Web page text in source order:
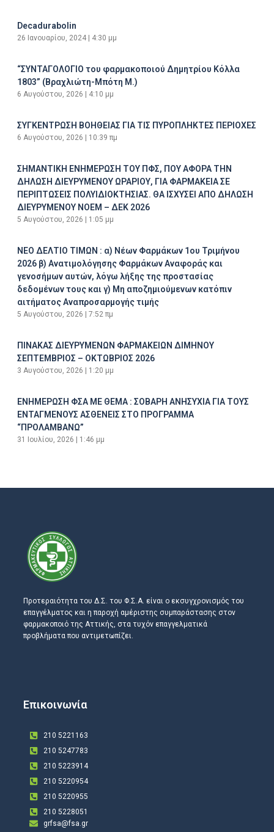
Decadurabolin
26 Ιανουαρίου, 2024 4:30 μμ
“ΣΥΝΤΑΓΟΛΟΓΙΟ του φαρμακοποιού Δημητρίου Κόλλα
1803” (Βραχλιώτη-Μπότη Μ.)
6 Αυγούστου, 2026 4:10 μμ
ΣΥΓΚΕΝΤΡΩΣΗ ΒΟΗΘΕΙΑΣ ΓΙΑ ΤΙΣ ΠΥΡΟΠΛΗΚΤΕΣ ΠΕΡΙΟΧΕΣ
6 Αυγούστου, 2026 10:39 πμ
ΣΗΜΑΝΤΙΚΗ ΕΝΗΜΕΡΩΣΗ ΤΟΥ ΠΦΣ, ΠΟΥ ΑΦΟΡΑ ΤΗΝ
ΔΗΛΩΣΗ ΔΙΕΥΡΥΜΕΝΟΥ ΩΡΑΡΙΟΥ, ΓΙΑ ΦΑΡΜΑΚΕΙΑ ΣΕ
ΠΕΡΙΠΤΩΣΕΙΣ ΠΟΛΥΙΔΙΟΚΤΗΣΙΑΣ. ΘΑ ΙΣΧΥΣΕΙ ΑΠΟ ΔΗΛΩΣΗ
ΔΙΕΥΡΥΜΕΝΟΥ ΝΟΕΜ – ΔΕΚ 2026
5 Αυγούστου, 2026 1:05 μμ
ΝΕΟ ΔΕΛΤΙΟ ΤΙΜΩΝ : α) Νέων Φαρμάκων 1ου Τριμήνου
2026 β) Ανατιμολόγησης Φαρμάκων Αναφοράς και
γενοσήμων αυτών, λόγω λήξης της προστασίας
δεδομένων τους και γ) Μη αποζημιούμενων κατόπιν
αιτήματος Αναπροσαρμογής τιμής
5 Αυγούστου, 2026 7:52 πμ
ΠΙΝΑΚΑΣ ΔΙΕΥΡΥΜΕΝΩΝ ΦΑΡΜΑΚΕΙΩΝ ΔΙΜΗΝΟΥ
ΣΕΠΤΕΜΒΡΙΟΣ – ΟΚΤΩΒΡΙΟΣ 2026
3 Αυγούστου, 2026 1:20 μμ
ΕΝΗΜΕΡΩΣΗ ΦΣΑ ΜΕ ΘΕΜΑ : ΣΟΒΑΡΗ ΑΝΗΣΥΧΙΑ ΓΙΑ ΤΟΥΣ
ΕΝΤΑΓΜΕΝΟΥΣ ΑΣΘΕΝΕΙΣ ΣΤΟ ΠΡΟΓΡΑΜΜΑ
“ΠΡΟΛΑΜΒΑΝΩ”
31 Ιουλίου, 2026 1:46 μμ
Προτεραιότητα του Δ.Σ. του Φ.Σ.Α. είναι ο εκσυγχρονισμός του
επαγγέλματος και η παροχή αμέριστης συμπαράστασης στον
φαρμακοποιό της Αττικής, στα τυχόν επαγγελματικά
προβλήματα που αντιμετωπίζει.
Επικοινωνία
210 5221163
210 5247783
210 5223914
210 5220954
210 5220955
210 5228051
grfsa@fsa.gr